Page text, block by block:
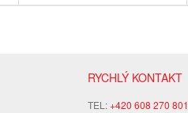
RYCHLÝ KONTAKT
TEL:+420 608 270 801